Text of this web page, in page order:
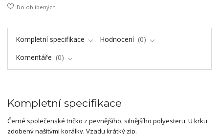
Do oblíbených
Kompletní specifikace Hodnocení
0
Komentáře
0
Kompletní specifikace
Černé společenské tričko z pevnějšího, silnějšího polyesteru. U krku
zdobený našitými korálky. Vzadu krátký zip.